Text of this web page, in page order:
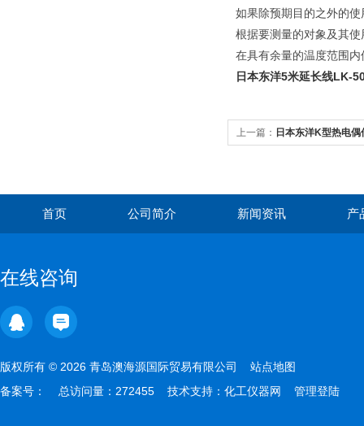
如果除预期目的之外的
根据要测量的对象及其
在具有余量的温度范围
日本东洋5米延长线LK-
上一篇： 日本东洋K型热电
首页 公司简介 新闻资讯 产
在线咨询
版权所有 © 2026 青岛澳海源国际贸易有限公司 站点地图
备案号：
总访问量：272455 技术支持： 化工仪器网 管理登陆